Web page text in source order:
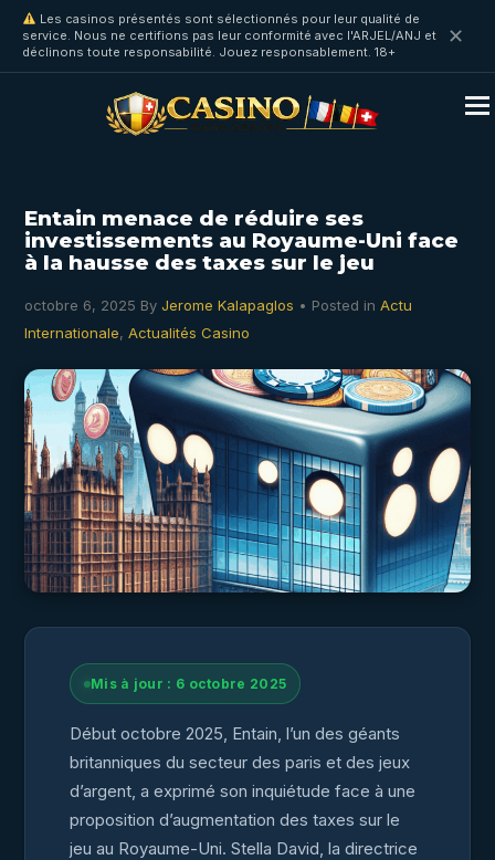
Les casinos présentés sont sélectionnés pour leur qualité de
service. Nous ne certifions pas leur conformité avec l'ARJEL/ANJ et
déclinons toute responsabilité. Jouez responsablement. 18+
✕
Entain menace de réduire ses
investissements au Royaume-Uni face
à la hausse des taxes sur le jeu
octobre 6, 2025 By Jerome Kalapaglos • Posted in Actu
Internationale, Actualités Casino
Mis à jour : 6 octobre 2025
Début octobre 2025, Entain, l’un des géants
britanniques du secteur des paris et des jeux
d’argent, a exprimé son inquiétude face à une
proposition d’augmentation des taxes sur le
jeu au Royaume-Uni. Stella David, la directrice